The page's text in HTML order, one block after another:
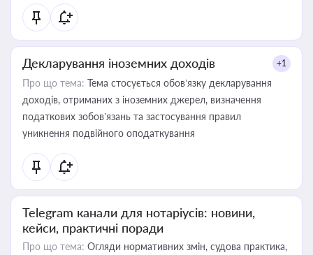
Декларування іноземних доходів +1
Про що тема: Тема стосується обов’язку декларування
доходів, отриманих з іноземних джерел, визначення
податкових зобов’язань та застосування правил
уникнення подвійного оподаткування
Telegram канали для нотаріусів: новини,
кейси, практичні поради
Про що тема: Огляди нормативних змін, судова практика,